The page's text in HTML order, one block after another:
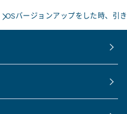
OSバージョンアップをした時、引